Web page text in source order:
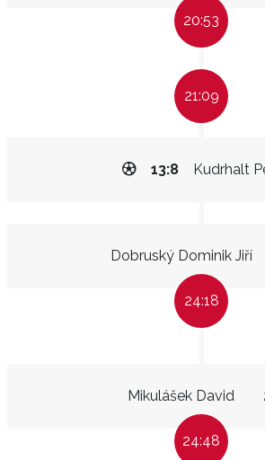
20:53
21:09
Kudrhalt
13:8
Dobruský Dominik Jiří
24:18
Mikulášek David
24:48